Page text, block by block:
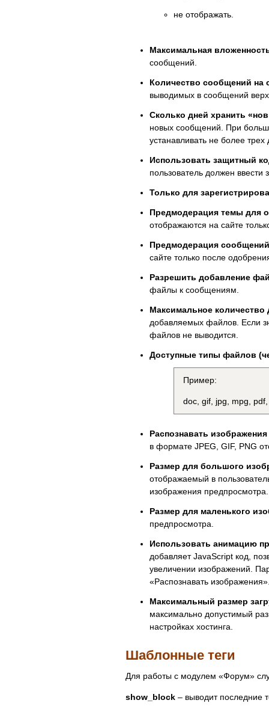
не отображать.
Максимальная
сообщений.
Количество сообщений на
выводимых в сообщений
Сколько дней хранить
новых сообщений. При
устанавливать не более трех
Использовать защитный
пользователь должен ввести
Только для
Предмодерация темы для
отображаются на сайте
Предмодерация сообщений
сайте только после
Разрешить добавление
файлы к сообщениям.
Максимальное
добавляемых файлов. Если
файлов не выводится.
Доступные типы файлов
Пример:
doc, gif, jpg, mpg,
Распознавать изображения
в формате JPEG, GIF, PNG
Размер для большого
отображаемый в
изображения предпросмотра.
Размер для маленького
предпросмотра.
Использовать анимацию
добавляет JavaScript код,
увеличении изображений.
«Распознавать
Максимальный размер
максимально допустимый
настройках хостинга.
Шаблонные теги
Для работы с модулем «Форум»
show_block – выводит последние